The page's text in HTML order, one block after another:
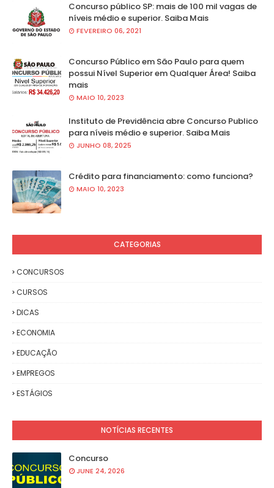
Concurso público SP: mais de 100 mil vagas de
níveis médio e superior. Saiba Mais
FEVEREIRO 06, 2021
Concurso Público em São Paulo para quem
possui Nível Superior em Qualquer Área! Saiba
mais
MAIO 10, 2023
Instituto de Previdência abre Concurso Publico
para níveis médio e superior. Saiba Mais
JUNHO 08, 2025
Crédito para financiamento: como funciona?
MAIO 10, 2023
CATEGORIAS
CONCURSOS
CURSOS
DICAS
ECONOMIA
EDUCAÇÃO
EMPREGOS
ESTÁGIOS
NOTÍCIAS RECENTES
Concurso
JUNE 24, 2026